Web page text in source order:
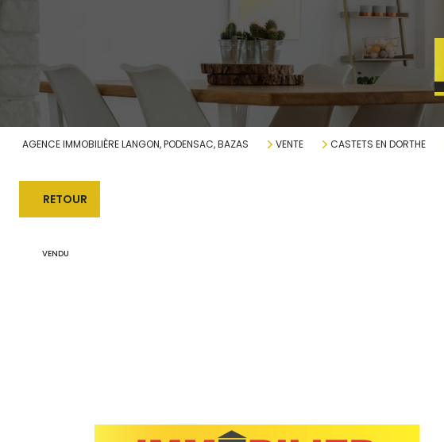
AGENCE IMMOBILIÈRE LANGON, PODENSAC, BAZAS VENTE CASTETS EN DORTHE
RETOUR
VENDU